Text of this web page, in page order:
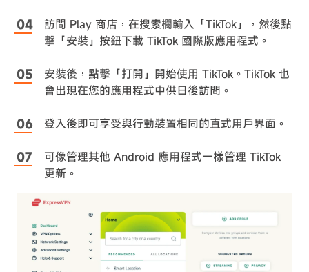
訪問 Play 商店，在搜索欄輸入「TikTok」，然後點
擊「安裝」按鈕下載 TikTok 國際版應用程式。
安裝後，點擊「打開」開始使用 TikTok。TikTok 也
會出現在您的應用程式中供日後訪問。
登入後即可享受與行動裝置相同的直式用戶界面。
可像管理其他 Android 應用程式一樣管理 TikTok
更新。